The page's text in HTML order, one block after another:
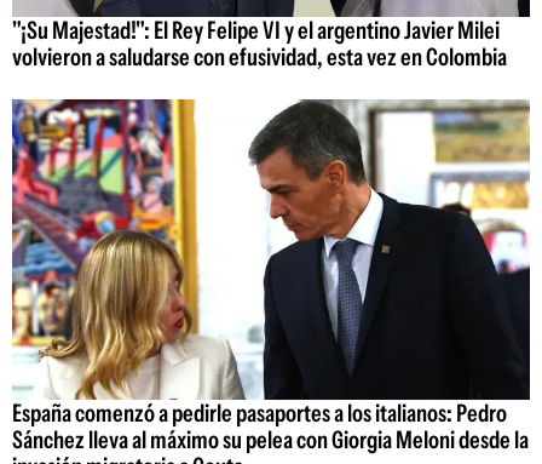
"¡Su Majestad!": El Rey Felipe VI y el argentino Javier Milei
volvieron a saludarse con efusividad, esta vez en Colombia
España comenzó a pedirle pasaportes a los italianos: Pedro
Sánchez lleva al máximo su pelea con Giorgia Meloni desde la